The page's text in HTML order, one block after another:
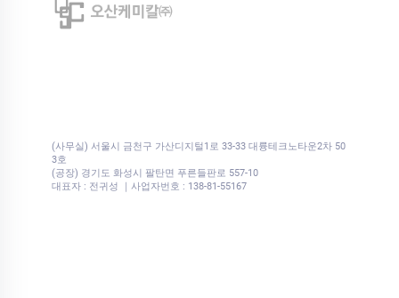
(사무실) 서울시 금천구 가산디지털1로 33-33 대륭테크노타운2차 50
3호
(공장) 경기도 화성시 팔탄면 푸른들판로 557-10
대표자 : 전귀성 ｜사업자번호 : 138-81-55167